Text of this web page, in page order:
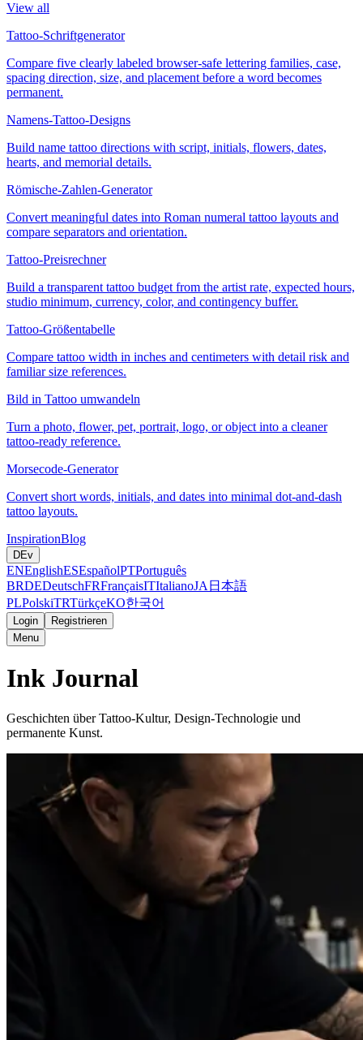
View all
Tattoo-Schriftgenerator
Compare five clearly labeled browser-safe lettering families, case,
spacing direction, size, and placement before a word becomes
permanent.
Namens-Tattoo-Designs
Build name tattoo directions with script, initials, flowers, dates,
hearts, and memorial details.
Römische-Zahlen-Generator
Convert meaningful dates into Roman numeral tattoo layouts and
compare separators and orientation.
Tattoo-Preisrechner
Build a transparent tattoo budget from the artist rate, expected hours,
studio minimum, currency, color, and contingency buffer.
Tattoo-Größentabelle
Compare tattoo width in inches and centimeters with detail risk and
familiar size references.
Bild in Tattoo umwandeln
Turn a photo, flower, pet, portrait, logo, or object into a cleaner
tattoo-ready reference.
Morsecode-Generator
Convert short words, initials, and dates into minimal dot-and-dash
tattoo layouts.
InspirationBlog
DEv
ENEnglishESEspañolPTPortuguês
BRDEDeutschFRFrançaisITItalianoJA 日本語
PLPolskiTRTürkçeKO한국어
Login
Registrieren
Menu
Ink Journal
Geschichten über Tattoo-Kultur, Design-Technologie und
permanente Kunst.